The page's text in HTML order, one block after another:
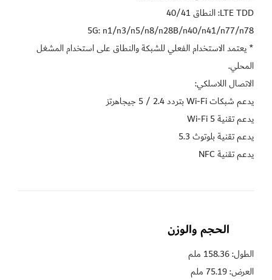
LTE TDD: النطاق 40/41
* يعتمد الاستخدام الفعلي للشبكة والنطاق على استخدام المشغل
المحلي.
الاتصال اللاسلكي:
يدعم شبكات Wi-Fi بتردد 2.4 / 5 جيجاهرتز
يدعم تقنية Wi-Fi 5
يدعم تقنية NFC
الحجم والوزن
الطول: 158.36 ملم
العرض: 75.19 ملم